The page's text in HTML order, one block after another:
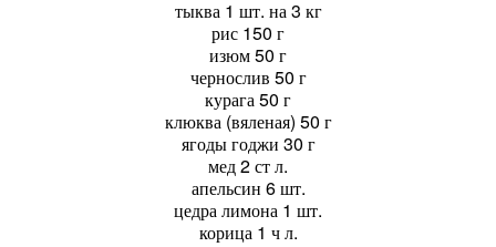
тыква 1 шт. на 3 кг
рис 150 г
изюм 50 г
чернослив 50 г
курага 50 г
клюква (вяленая) 50 г
ягоды годжи 30 г
мед 2 ст л.
апельсин 6 шт.
цедра лимона 1 шт.
корица 1 ч л.